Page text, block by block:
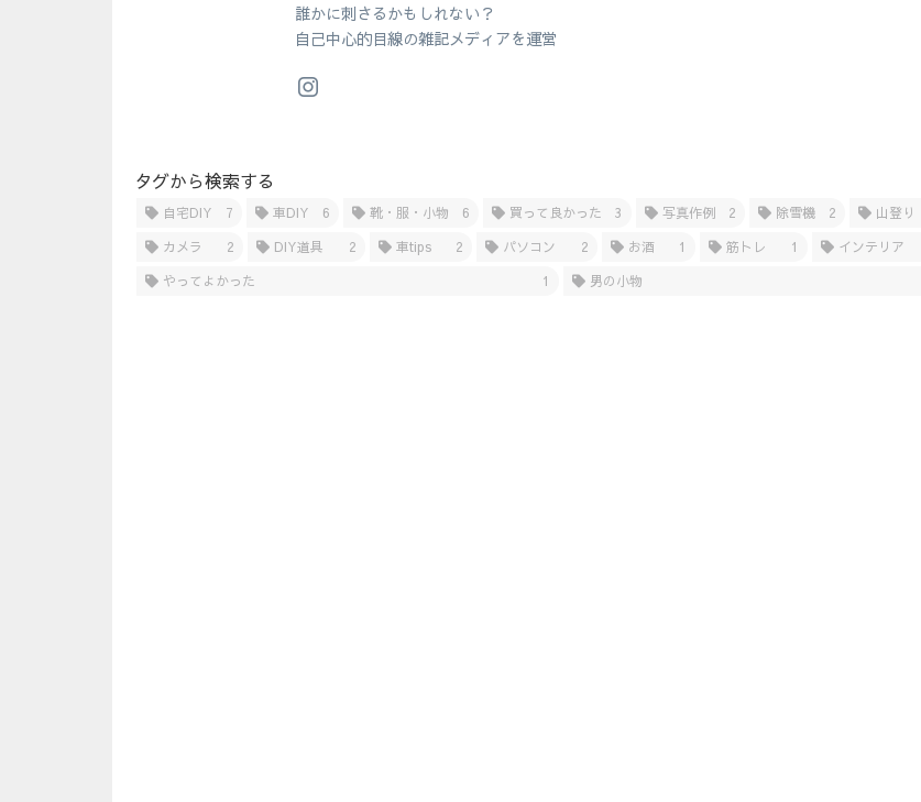
誰かに刺さるかもしれない？
自己中心的目線の雑記メディアを運営
タグから検索する
自宅DIY 7 車DIY 6 靴・服・小物 6 買って良かった 3 写真作例 2 除雪機 2 山登り
カメラ
2 DIY道具 2 車tips 2 パソコン 2 お酒 1 筋トレ 1 インテリア
やってよかった
1 男の小物